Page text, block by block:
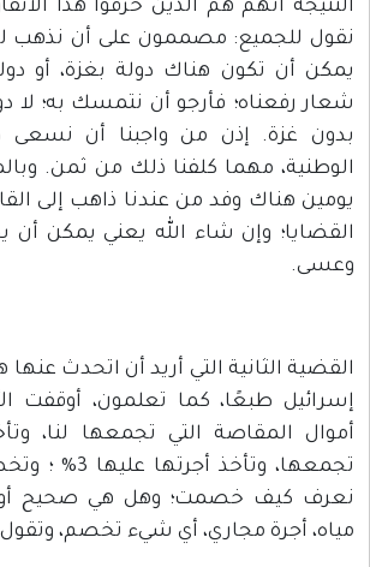
النتيجة أنهم هم الذين خرقوا هذا
نقول للجميع: مصممون على أن نذهب
يمكن أن تكون هناك دولة بغزة، أو
شعار رفعناه؛ فأرجو أن نتمسك به؛ لا
بدون غزة. إذن من واجبنا أن نسعى
الوطنية، مهما كلفنا ذلك من ثمن.
يومين هناك وفد من عندنا ذاهب إلى
القضايا؛ وإن شاء الله يعني يمكن
وعسى.
القضية الثانية التي أريد أن اتحدث
إسرائيل طبعًا، كما تعلمون، أوقفت
أموال المقاصة التي تجمعها لنا،
تجمعها، وتأخذ
نعرف كيف خصمت؛ وهل هي صحيح
مياه، أجرة مجاري، أي شيء تخصم،